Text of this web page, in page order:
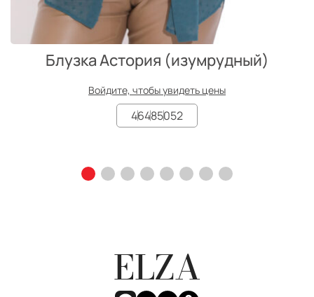
Блузка Астория (изумрудный)
Войдите, чтобы увидеть цены
46485052
ELZA